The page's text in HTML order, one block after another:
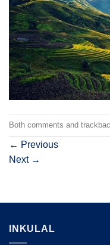
Both comments and
← Previous
Next →
INKULAL